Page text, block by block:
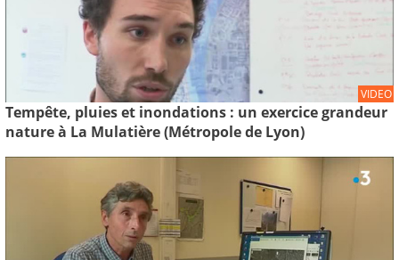
VIDEO
Tempête, pluies et inondations : un exercice grandeur
nature à La Mulatière (Métropole de Lyon)